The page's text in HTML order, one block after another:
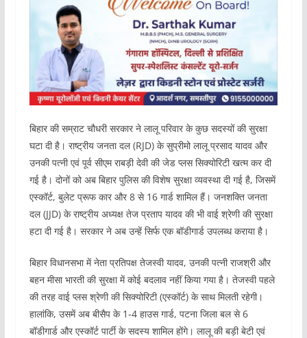
बिहार की सम्राट चौधरी सरकार ने लालू परिवार के कुछ सदस्यों की सुरक्षा
घटा दी है। राष्ट्रीय जनता दल (RJD) के सुप्रीमो लालू प्रसाद यादव और
उनकी पत्नी एवं पूर्व सीएम राबड़ी देवी की जेड प्लस सिक्योरिटी खत्म कर दी
गई है। दोनों को अब बिहार पुलिस की विशेष सुरक्षा व्यवस्था दी गई है, जिसमें
एस्कॉर्ट, बुलेट प्रूफ कार और 8 से 16 गार्ड शामिल हैं। जनशक्ति जनता
दल (JJD) के राष्ट्रीय अध्यक्ष तेज प्रताप यादव की भी वाई श्रेणी की सुरक्षा
हटा दी गई है। सरकार ने अब उन्हें सिर्फ एक बॉडीगार्ड उपलब्ध कराया है।
बिहार विधानसभा में नेता प्रतिपक्ष तेजस्वी यादव, उनकी पत्नी राजश्री और
बहन मीसा भारती की सुरक्षा में कोई बदलाव नहीं किया गया है। तेजस्वी पहले
की तरह वाई प्लस श्रेणी की सिक्योरिटी (एस्कॉर्ट) के साथ मिलती रहेगी।
हालांकि, उसमें अब बीसैप के 1-4 हाउस गार्ड, पटना जिला बल से 6
बॉडीगार्ड और एस्कॉर्ट पार्टी के सदस्य शामिल होंगे। लालू की बड़ी बेटी एवं